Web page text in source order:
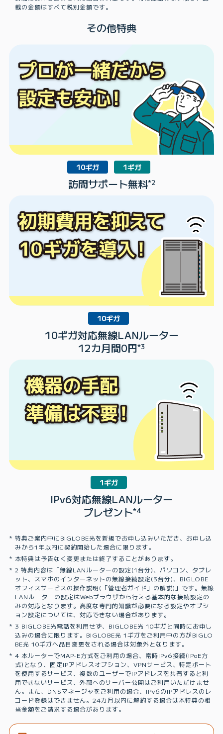
載の金額はすべて税別金額です。
その他特典
10ギガ 1ギガ
訪問サポート無料*2
10ギガ
10ギガ対応無線LANルーター
12カ月間0円*3
1ギガ
IPv6対応無線LANルーター
プレゼント*4
特典ご案内中にBIGLOBE光を新規でお申し込みいただき、お申し込
みから1年以内に契約開始した場合に限ります。
本特典は予告なく変更または終了することがあります。
2 特典内容は「無線LANルーターの設定(1台分)、パソコン、タブレ
ット、スマホのインターネットの無線接続設定(3台分)、BIGLOBE
オフィスサービスの操作説明(「管理者ガイド」の解説)」です。無線
LANルーターの設定はWebブラウザから行える基本的な接続設定の
みの対応となります。高度な専門的知識が必要になる設定やオプシ
ョン設定については、対応できない場合があります。
3 BIGLOBE光電話を利用せず、BIGLOBE光 10ギガと同時にお申し
込みの場合に限ります。BIGLOBE光 1ギガをご利用中の方がBIGLO
BE光 10ギガへ品目変更をされる場合は対象外となります。
4 本ルーターでMAP-E方式をご利用の場合、常時IPv6接続(IPoE方
式)となり、固定IPアドレスオプション、VPNサービス、特定ポート
を使用するサービス、複数のユーザーでIPアドレスを共有すると利
用できないサービス、外部へのサーバー公開はご利用いただけませ
ん。また、DNSマネージャをご利用の場合、IPv6のIPアドレスのレ
コード登録はできません。24カ月以内に解約する場合は本特典の相
当金額をご請求する場合があります。